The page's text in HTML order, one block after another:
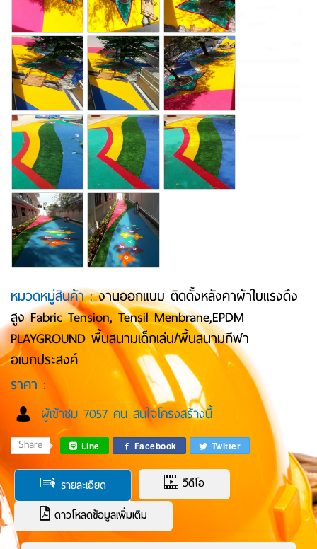
หมวดหมู่สินค้า :งานออกแบบ ติดตั้งหลังคาผ้าใบแรงดึง
สูง Fabric Tension, Tensil Menbrane,EPDM
PLAYGROUND พื้นสนามเด็กเล่น/พื้นสนามกีฬา
อเนกประสงค์
ราคา :
ผู้เข้าชม 7057 คน สนใจโครงสร้างนี้
Share Line Facebook Twitter
รายละเอียด
วีดีโอ
ดาวโหลดข้อมูลเพิ่มเติม